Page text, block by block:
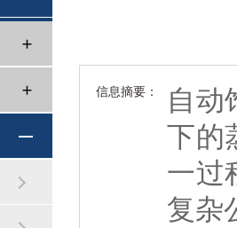
信息摘要：
自动
下的
一过
复杂